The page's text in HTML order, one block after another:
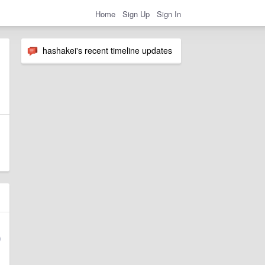
Home Sign Up Sign In
hashakei's recent timeline updates